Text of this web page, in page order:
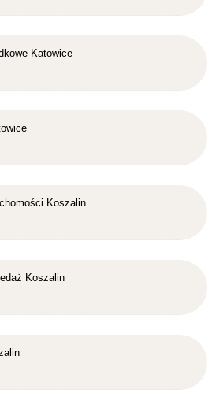
Katowice
Koszalin
Koszalin